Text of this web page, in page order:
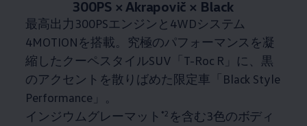
300PS × Akrapovič × Black​
最高出力300PSエンジンと4WDシステム
4MOTIONを搭載。​究極のパフォーマンスを凝
縮したクーペスタイルSUV「T-Roc R」に、​黒
のアクセントを散りばめた限定車「Black Style
Performance」。​
インジウムグレーマット *2 を含む3色のボディ